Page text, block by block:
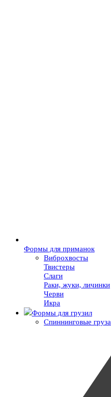
Формы для приманок
Виброхвосты
Твистеры
Слаги
Раки, жуки, личинки
Черви
Икра
Формы для грузил
Спиннинговые груза